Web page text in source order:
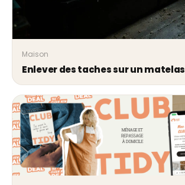
Maison
Enlever des taches sur un matelas